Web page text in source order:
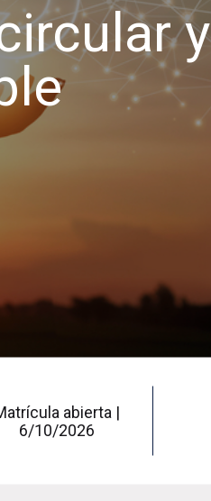
y
abierta |
6/10/2026